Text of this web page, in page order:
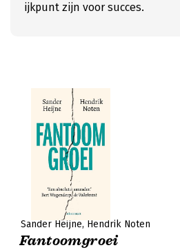
ijkpunt zijn voor succes.
Sander Heijne Hendrik Noten
Fantoomgroei